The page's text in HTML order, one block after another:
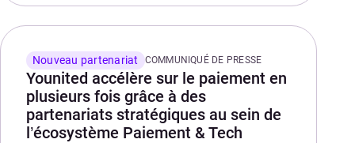
Nouveau partenariat COMMUNIQUÉ DE PRESSE
Younited accélère sur le paiement en
plusieurs fois grâce à des
partenariats stratégiques au sein de
l’écosystème Paiement & Tech